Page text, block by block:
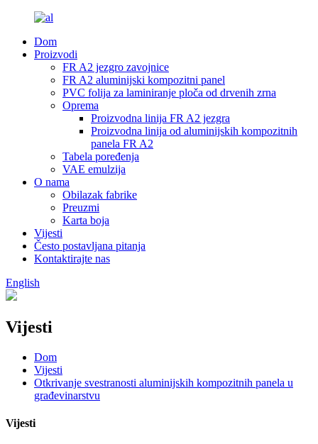
Dom
Proizvodi
FR A2 jezgro zavojnice
FR A2 aluminijski kompozitni panel
PVC folija za laminiranje ploča od drvenih zrna
Oprema
Proizvodna linija FR A2 jezgra
Proizvodna linija od aluminijskih kompozitnih
panela FR A2
Tabela poređenja
VAE emulzija
O nama
Obilazak fabrike
Preuzmi
Karta boja
Vijesti
Često postavljana pitanja
Kontaktirajte nas
English
Vijesti
Dom
Vijesti
Otkrivanje svestranosti aluminijskih kompozitnih panela u
građevinarstvu
Vijesti